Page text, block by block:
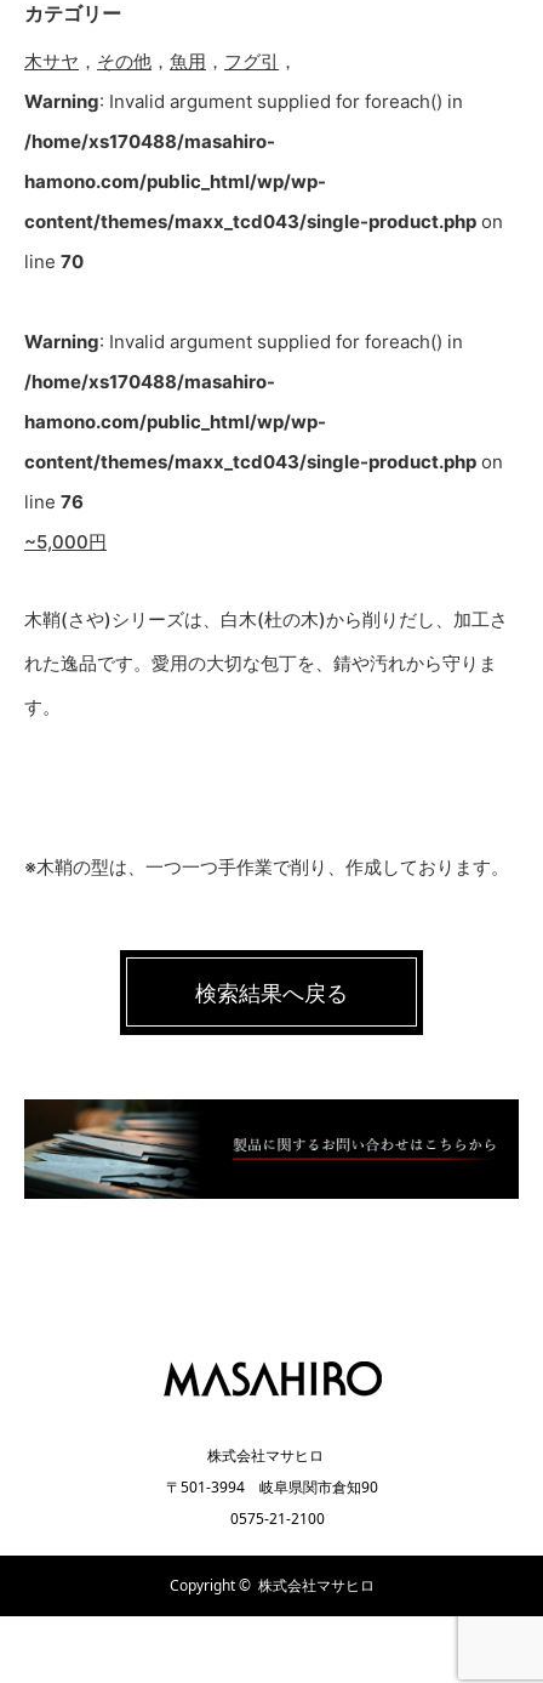
カテゴリー
木サヤ ， その他 ， 魚用 ， フグ引 ，
Warning: Invalid argument supplied for foreach() in
/home/xs170488/masahiro-
hamono.com/public_html/wp/wp-
content/themes/maxx_tcd043/single-product.php on
line 70
Warning: Invalid argument supplied for foreach() in
/home/xs170488/masahiro-
hamono.com/public_html/wp/wp-
content/themes/maxx_tcd043/single-product.php on
line 76
~5,000円
木鞘(さや)シリーズは、白木(杜の木)から削りだし、加工さ
れた逸品です。愛用の大切な包丁を、錆や汚れから守りま
す。
※木鞘の型は、一つ一つ手作業で削り、作成しております。
検索結果へ戻る
株式会社マサヒロ
〒501-3994 岐阜県関市倉知90
0575-21-2100
Copyright © 株式会社マサヒロ